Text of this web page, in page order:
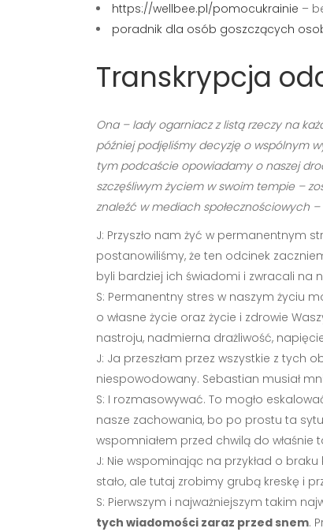
https://wellbee.pl/pomocukrainie –
poradnik dla osób goszczących
Transkrypcja
Ona – lady ogarniacz z listą rzeczy na
później podjęliśmy decyzję o wspólnym
tym podcaście opowiadamy o naszej
szczęśliwym życiem w swoim tempie –
znaleźć w mediach społecznościowych
J: Przyszło nam żyć w permanentnym
postanowiliśmy, że ten odcinek
byli bardziej ich świadomi i zwracali na
S: Permanentny stres w naszym życiu
o własne życie oraz życie i zdrowie
nastroju, nadmierna drażliwość,
J: Ja przeszłam przez wszystkie z tych
niespowodowany. Sebastian musiał
S: I rozmasowywać. To mogło
nasze zachowania, bo po prostu ta
wspomniałem przed chwilą do właśnie
J: Nie wspominając na przykład o
stało, ale tutaj zrobimy grubą kreskę i
S: Pierwszym i najważniejszym takim
tych wiadomości zaraz przed snem.